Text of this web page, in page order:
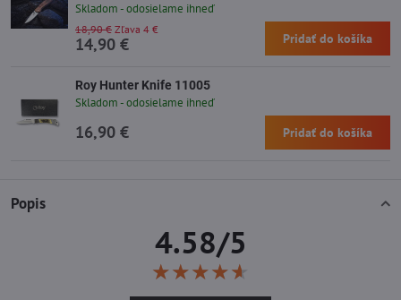
Popis
4.58/5
★★★★★
★★★★★
★★★★★
Skladom - odosielame ihneď
14,90 €
18,90 € Zľava 4 €
Pridať do košíka
Roy Hunter Knife 11005
Skladom - odosielame ihneď
16,90 € Pridať do košíka